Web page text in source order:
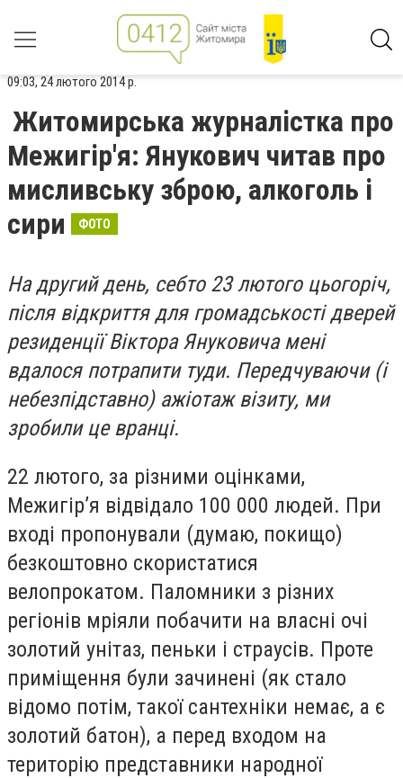
09:03, 24 лютого 2014 р.
Житомирська журналістка про
Межигір'я: Янукович читав про
мисливську зброю, алкоголь і
сири
ФОТО
На другий день, себто 23 лютого цьогоріч,
після відкриття для громадськості дверей
резиденції Віктора Януковича мені
вдалося потрапити туди. Передчуваючи (і
небезпідставно) ажіотаж візиту, ми
зробили це вранці.
22 лютого, за різними оцінками,
Межигір’я відвідало 100 000 людей. При
вході пропонували (думаю, покищо)
безкоштовно скористатися
велопрокатом. Паломники з різних
регіонів мріяли побачити на власні очі
золотий унітаз, пеньки і страусів. Проте
приміщення були зачинені (як стало
відомо потім, такої сантехніки немає, а є
золотий батон), а перед входом на
територію представники народної